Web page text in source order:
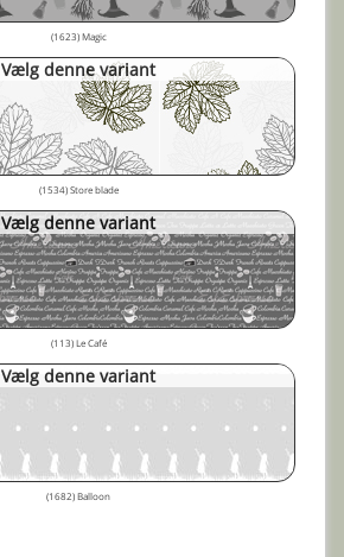
(1623) Magic
Vælg denne variant
(1534) Store blade
Vælg denne variant
(113) Le Café
Vælg denne variant
(1682) Balloon